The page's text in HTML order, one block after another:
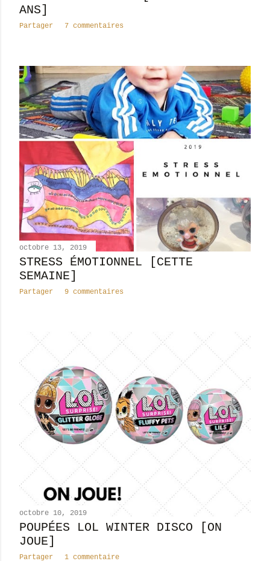
ANS]
Partager 7 commentaires
octobre 13, 2019
STRESS ÉMOTIONNEL [CETTE
SEMAINE]
Partager 9 commentaires
octobre 10, 2019
POUPÉES LOL WINTER DISCO [ON
JOUE]
Partager 1 commentaire